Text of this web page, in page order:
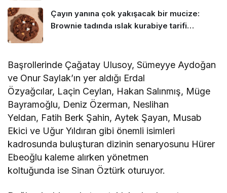
Çayın yanına çok yakışacak bir mucize:
Brownie tadında ıslak kurabiye tarifi…
Başrollerinde Çağatay Ulusoy, Sümeyye Aydoğan
ve Onur Saylak’ın yer aldığı Erdal
Özyağcılar, Laçin Ceylan, Hakan Salınmış, Müge
Bayramoğlu, Deniz Özerman, Neslihan
Yeldan, Fatih Berk Şahin, Aytek Şayan, Musab
Ekici ve Uğur Yıldıran gibi önemli isimleri
kadrosunda buluşturan dizinin senaryosunu Hürer
Ebeoğlu kaleme alırken yönetmen
koltuğunda ise Sinan Öztürk oturuyor.